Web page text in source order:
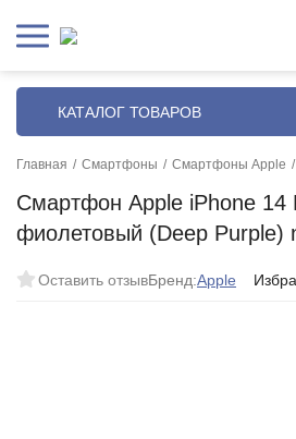
КАТАЛОГ ТОВАРОВ
Главная / Смартфоны / Смартфоны Apple /
Смартфон Apple iPhone 14
фиолетовый (Deep Purple)
Оставить отзывБренд:Apple